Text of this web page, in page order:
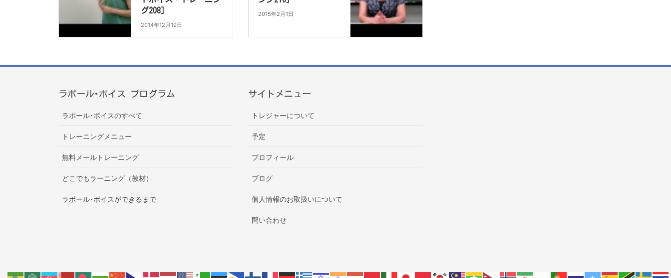
グ208］
2014年12月19日
2015年2月1日
ラポール･ボイス プログラム
ラポール･ボイスのすべて
トレーニングメニュー
無料メールトレーニング
どこでもラーニング（教材）
ラポール･ボイスができるまで
サイトメニュー
トレジャーについて
予定
プロフィール
ブログ
個人情報のお取扱いについて
問い合わせ